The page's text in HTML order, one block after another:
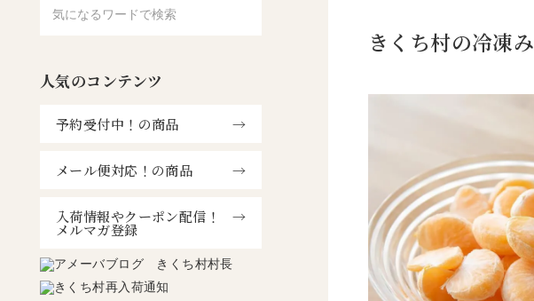
きくち村の冷凍
人気のコンテンツ
予約受付中！の商品
メール便対応！の商品
入荷情報やクーポン配信！
メルマガ登録